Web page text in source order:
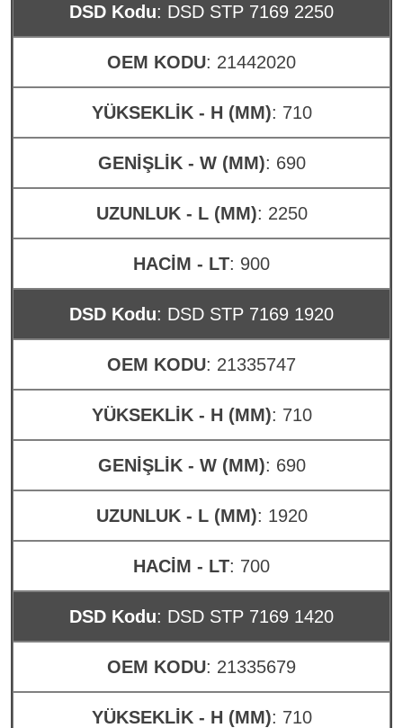
DSD Kodu: DSD STP 7169 2250
OEM KODU: 21442020
YÜKSEKLİK - H (MM): 710
GENİŞLİK - W (MM): 690
UZUNLUK - L (MM): 2250
HACİM - LT: 900
DSD Kodu: DSD STP 7169 1920
OEM KODU: 21335747
YÜKSEKLİK - H (MM): 710
GENİŞLİK - W (MM): 690
UZUNLUK - L (MM): 1920
HACİM - LT: 700
DSD Kodu: DSD STP 7169 1420
OEM KODU: 21335679
YÜKSEKLİK - H (MM): 710